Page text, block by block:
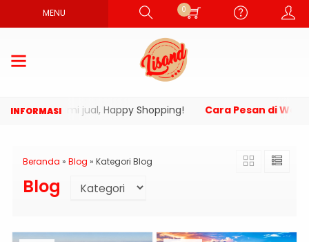
MENU 0
yang kami jual, Happy Shopping! Cara Pesan di
Beranda » Blog » Kategori Blog
Blog